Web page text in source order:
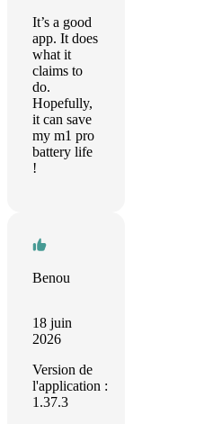
It’s a good
app. It does
what it
claims to
do.
Hopefully,
it can save
my m1 pro
battery life
!
Benou
18 juin
2026
Version de
l'application :
1.37.3